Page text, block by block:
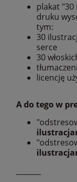
plakat
druku
tym:
30
serce
30
licencję
A do tego w